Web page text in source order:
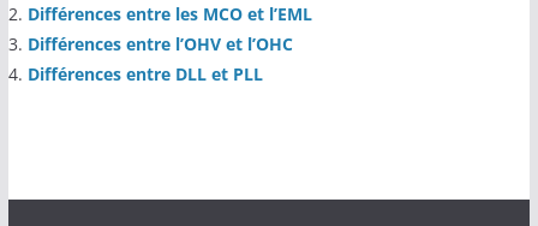
Différences entre les MCO et l’EML
Différences entre l’OHV et l’OHC
Différences entre DLL et PLL